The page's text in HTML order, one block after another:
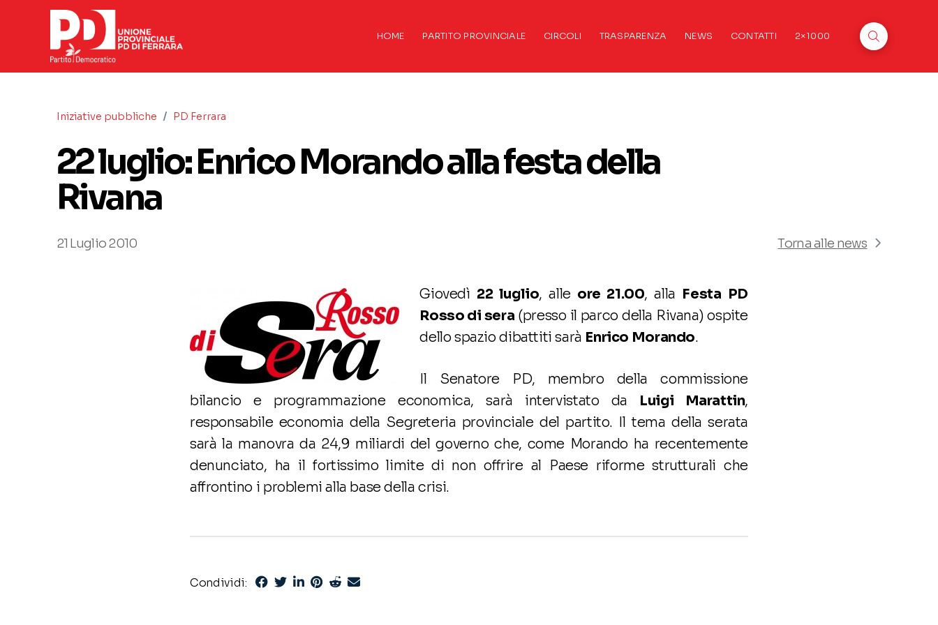
HOME PARTITO PROVINCIALE CIRCOLI TRASPARENZA NEWS CONTATTI 2×1000
Iniziative pubbliche / PD Ferrara
22 luglio: Enrico Morando alla festa della
Rivana
21 Luglio 2010 Torna alle news
Giovedì 22 luglio, alle ore 21.00, alla Festa PD
Rosso di sera (presso il parco della Rivana) ospite
dello spazio dibattiti sarà Enrico Morando.
Il Senatore PD, membro della commissione
bilancio e programmazione economica, sarà intervistato da Luigi Marattin,
responsabile economia della Segreteria provinciale del partito. Il tema della serata
sarà la manovra da 24,9 miliardi del governo che, come Morando ha recentemente
denunciato, ha il fortissimo limite di non offrire al Paese riforme strutturali che
affrontino i problemi alla base della crisi.
Condividi: